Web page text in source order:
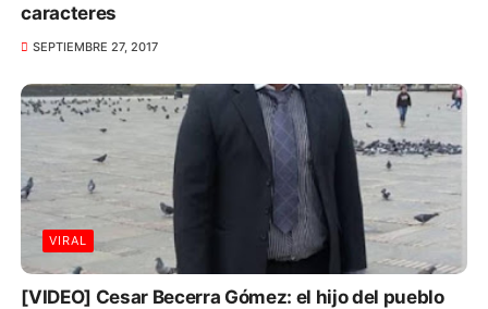
caracteres
SEPTIEMBRE 27, 2017
VIRAL
[VIDEO] Cesar Becerra Gómez: el hijo del pueblo